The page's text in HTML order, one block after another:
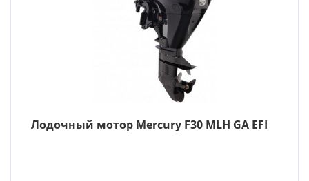
Лодочный мотор Mercury F30 MLH GA EFI